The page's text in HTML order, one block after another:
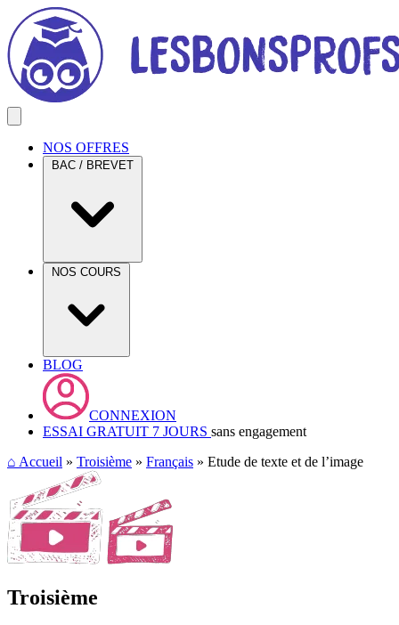
NOS OFFRES
BAC / BREVET
NOS COURS
BLOG
CONNEXION
ESSAI GRATUIT 7 JOURS sans engagement
⌂ Accueil » Troisième » Français » Etude de texte et de l’image
Troisième